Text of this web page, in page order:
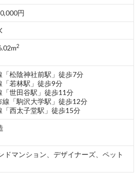
円
2
「松陰神社前駅」徒歩7分
「若林駅」徒歩9分
「世田谷駅」徒歩11分
線「駒沢大学駅」徒歩12分
「西太子堂駅」徒歩15分
ドマンション、デザイナーズ、ペット